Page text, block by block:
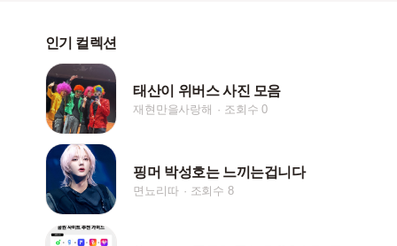
인기 컬렉션
태산이 위버스 사진 모음
재현만을사랑해 조회수 0
핑머 박성호는 느끼는겁니다
면뇨리따 조회수 8